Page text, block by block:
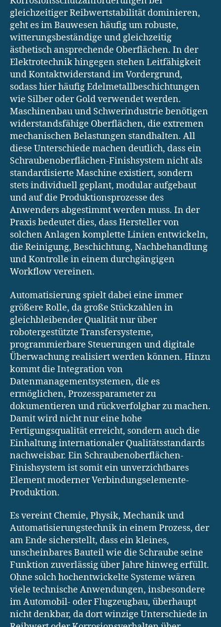
gleichzeitiger Reibwertstabilität dominieren,
geht es im Bauwesen häufig um robuste,
witterungsbeständige und gleichzeitig
ästhetisch ansprechende Oberflächen. In der
Elektrotechnik hingegen stehen Leitfähigkeit
und Kontaktwiderstand im Vordergrund,
sodass hier häufig Edelmetallbeschichtungen
wie Silber oder Gold verwendet werden.
Maschinenbau und Schwerindustrie benötigen
widerstandsfähige Oberflächen, die extremen
mechanischen Belastungen standhalten. All
diese Unterschiede machen deutlich, dass ein
Schraubenoberflächen-Finishsystem nicht als
standardisierte Maschine existiert, sondern
stets individuell geplant, modular aufgebaut
und auf die Produktionsprozesse des
Anwenders abgestimmt werden muss. In der
Praxis bedeutet dies, dass Hersteller von
solchen Anlagen komplette Linien entwickeln,
die Reinigung, Beschichtung, Nachbehandlung
und Kontrolle in einem durchgängigen
Workflow vereinen.
Automatisierung spielt dabei eine immer
größere Rolle, da große Stückzahlen in
gleichbleibender Qualität nur über
robotergestützte Transfersysteme,
programmierbare Steuerungen und digitale
Überwachung realisiert werden können. Hinzu
kommt die Integration von
Datenmanagementsystemen, die es
ermöglichen, Prozessparameter zu
dokumentieren und rückverfolgbar zu machen.
Damit wird nicht nur eine hohe
Fertigungsqualität erreicht, sondern auch die
Einhaltung internationaler Qualitätsstandards
nachweisbar. Ein Schraubenoberflächen-
Finishsystem ist somit ein unverzichtbares
Element moderner Verbindungselemente-
Produktion.
Es vereint Chemie, Physik, Mechanik und
Automatisierungstechnik in einem Prozess, der
am Ende sicherstellt, dass ein kleines,
unscheinbares Bauteil wie die Schraube seine
Funktion zuverlässig über Jahre hinweg erfüllt.
Ohne solch hochentwickelte Systeme wären
viele technische Anwendungen, insbesondere
im Automobil- oder Flugzeugbau, überhaupt
nicht denkbar, da dort winzige Unterschiede in